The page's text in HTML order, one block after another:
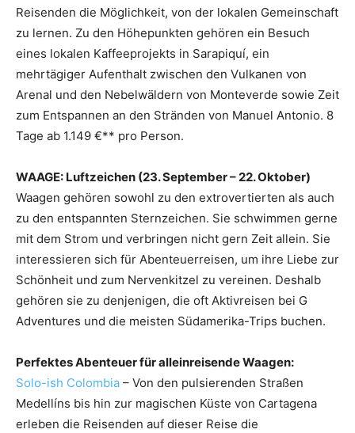
Reisenden die Möglichkeit, von der lokalen Gemeinschaft
zu lernen. Zu den Höhepunkten gehören ein Besuch
eines lokalen Kaffeeprojekts in Sarapiquí, ein
mehrtägiger Aufenthalt zwischen den Vulkanen von
Arenal und den Nebelwäldern von Monteverde sowie Zeit
zum Entspannen an den Stränden von Manuel Antonio. 8
Tage ab 1.149 €** pro Person.
WAAGE: Luftzeichen (23. September – 22. Oktober)
Waagen gehören sowohl zu den extrovertierten als auch
zu den entspannten Sternzeichen. Sie schwimmen gerne
mit dem Strom und verbringen nicht gern Zeit allein. Sie
interessieren sich für Abenteuerreisen, um ihre Liebe zur
Schönheit und zum Nervenkitzel zu vereinen. Deshalb
gehören sie zu denjenigen, die oft Aktivreisen bei G
Adventures und die meisten Südamerika-Trips buchen.
Perfektes Abenteuer für alleinreisende Waagen:
Solo-ish Colombia – Von den pulsierenden Straßen
Medellíns bis hin zur magischen Küste von Cartagena
erleben die Reisenden auf dieser Reise die